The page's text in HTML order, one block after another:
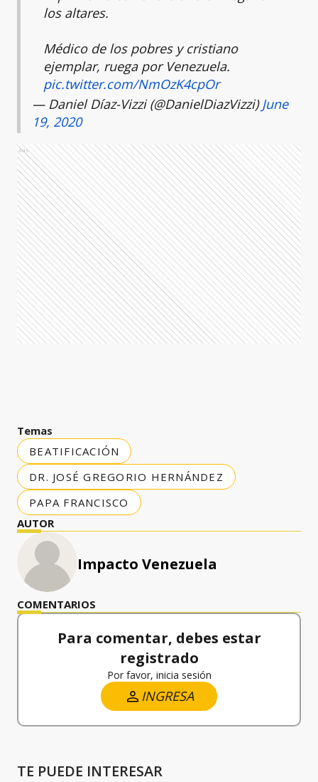
los altares.
Médico de los pobres y cristiano
ejemplar, ruega por Venezuela.
pic.twitter.com/NmOzK4cpOr
— Daniel Díaz-Vizzi (@DanielDiazVizzi)June
19, 2020
Ads
Temas
BEATIFICACIÓN
DR. JOSÉ GREGORIO HERNÁNDEZ
PAPA FRANCISCO
AUTOR
Impacto Venezuela
COMENTARIOS
Para comentar, debes estar
registrado
Por favor, inicia sesión
INGRESA
TE PUEDE INTERESAR